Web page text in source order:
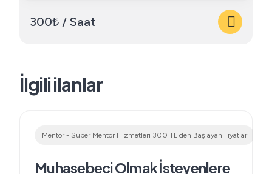
300₺ / Saat
İlgili ilanlar
Mentor - Süper Mentör Hizmetleri 300 TL'den Başlayan Fiyatlar
Muhasebeci Olmak İsteyenlere